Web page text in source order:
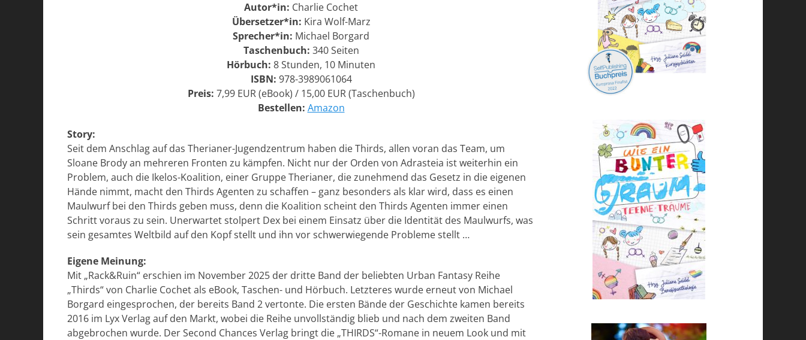
Autor*in: Charlie Cochet
Übersetzer*in: Kira Wolf-Marz
Sprecher*in: Michael Borgard
Taschenbuch: 340 Seiten
Hörbuch: 8 Stunden, 10 Minuten
ISBN: 978-3989061064
Preis: 7,99 EUR (eBook) / 15,00 EUR (Taschenbuch)
Bestellen: Amazon
Story:
Seit dem Anschlag auf das Therianer-Jugendzentrum haben die Thirds, allen voran das Team, um
Sloane Brody an mehreren Fronten zu kämpfen. Nicht nur der Orden von Adrasteia ist weiterhin ein
Problem, auch die Ikelos-Koalition, einer Gruppe Therianer, die zunehmend das Gesetz in die eigenen
Hände nimmt, macht den Thirds Agenten zu schaffen – ganz besonders als klar wird, dass es einen
Maulwurf bei den Thirds geben muss, denn die Koalition scheint den Thirds Agenten immer einen
Schritt voraus zu sein. Unerwartet stolpert Dex bei einem Einsatz über die Identität des Maulwurfs, was
sein gesamtes Weltbild auf den Kopf stellt und ihn vor schwerwiegende Probleme stellt …
Eigene Meinung:
Mit „Rack&Ruin“ erschien im November 2025 der dritte Band der beliebten Urban Fantasy Reihe
„Thirds“ von Charlie Cochet als eBook, Taschen- und Hörbuch. Letzteres wurde erneut von Michael
Borgard eingesprochen, der bereits Band 2 vertonte. Die ersten Bände der Geschichte kamen bereits
2016 im Lyx Verlag auf den Markt, wobei die Reihe unvollständig blieb und nach dem zweiten Band
abgebrochen wurde. Der Second Chances Verlag bringt die „THIRDS“-Romane in neuem Look und mit